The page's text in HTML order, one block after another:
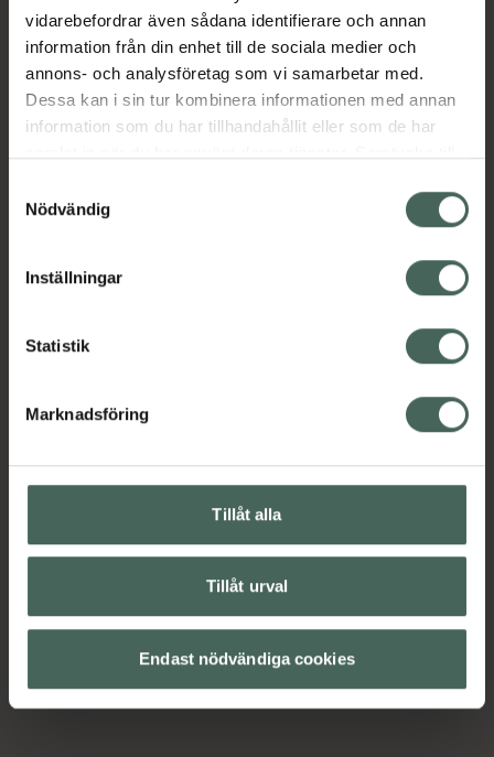
vidarebefordrar även sådana identifierare och annan
information från din enhet till de sociala medier och
annons- och analysföretag som vi samarbetar med.
Dessa kan i sin tur kombinera informationen med annan
information som du har tillhandahållit eller som de har
återkalla ditt samtycke via webbplatsens
cookieinställningar. Ett återkallat samtycke påverkar inte
lagligheten av behandling som skett innan återkallelsen.
Nödvändig
Inställningar
Statistik
Marknadsföring
Tillåt alla
Tillåt urval
Endast nödvändiga cookies